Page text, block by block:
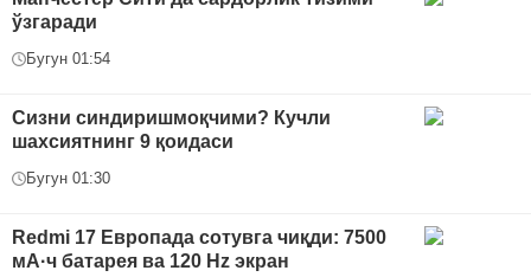
ўзгаради
Бугун 01:54
Сизни синдиришмоқчими? Кучли
шахсиятнинг 9 қоидаси
Бугун 01:30
Redmi 17 Европада сотувга чиқди: 7500
мА·ч батарея ва 120 Hz экран